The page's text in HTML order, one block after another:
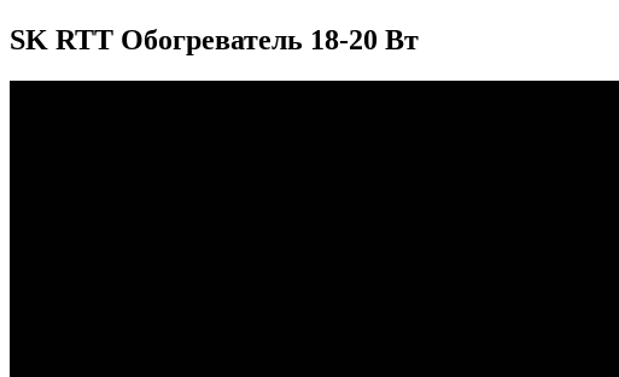
SK RTT Обогреватель 18-20 Вт